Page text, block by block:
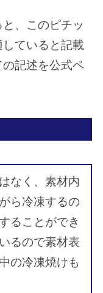
と、このピチッ
していると記載
記述を公式ペ
なく、素材内
ら冷凍するの
ることができ
るので素材表
の冷凍焼けも